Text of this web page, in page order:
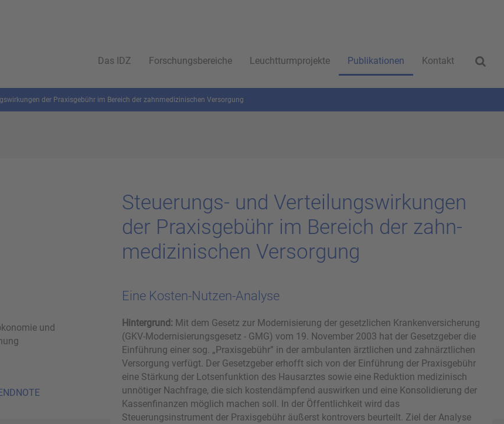
Das IDZ Forschungsbereiche Leuchtturmprojekte Publikationen Kontakt
der Praxisgebühr im Bereich der zahnmedizinischen Versorgung
und
Steuerungs-​ und Ver­tei­lungs­wir­kun­gen
der Pra­xis­ge­bühr im Be­reich der zahn­
me­di­zi­ni­schen Ver­sor­gung
Eine Kosten-Nutzen-Analyse
Hintergrund: Mit dem Gesetz zur Modernisierung der gesetzlichen Krankenversicherung
(GKV-Modernisierungsgesetz - GMG) vom 19. November 2003 hat der Gesetzgeber die
Einführung einer sog. „Praxisgebühr” in der ambulanten ärztlichen und zahnärztlichen
Versorgung verfügt. Der Gesetzgeber erhofft sich von der Einführung der Praxisgebühr
eine Stärkung der Lotsenfunktion des Hausarztes sowie eine Reduktion medizinisch
unnötiger Nachfrage, die sich kostendämpfend auswirken und eine Konsolidierung der
Kassenfinanzen möglich machen soll. In der Öffentlichkeit wird das
Steuerungsinstrument der Praxisgebühr äußerst kontrovers beurteilt. Ziel der Analyse